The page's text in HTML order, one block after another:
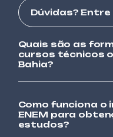
ALIMENTOS E
AUTOMAÇÃO
CONTROLADOR
AUTOMAÇÃO
CONTROLADOR
BÁSICO – CLP
Dúvidas?
Quais são as
cursos técnicos
Bahia?
Como funciona o
ENEM para
estudos?